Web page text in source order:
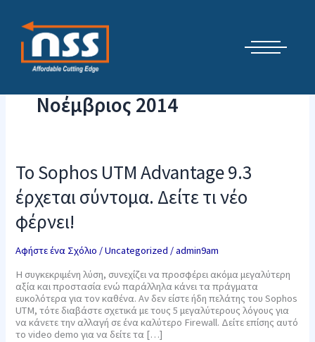
περιεχόμενο
Νοέμβριος 2014
Το Sophos UTM Advantage 9.3
έρχεται σύντομα. Δείτε τι νέο
φέρνει!
Αφήστε ένα Σχόλιο /Uncategorized /admin9am
Η συγκεκριμένη λύση, συνεχίζει να προσφέρει ακόμα μεγαλύτερη
αξία και προστασία ενώ παράλληλα κάνει τα πράγματα
ευκολότερα για τον καθένα. Αν δεν είστε ήδη πελάτης του Sophos
UTM, τότε διαβάστε σχετικά με τους 5 μεγαλύτερους λόγους για
να κάνετε την αλλαγή σε ένα καλύτερο Firewall. Δείτε επίσης αυτό
το video demo για να δείτε τα […]
Το
Sophos
UTM
Advantage
9.3
έρχεται
Δείτε
νέο
φέρνει!